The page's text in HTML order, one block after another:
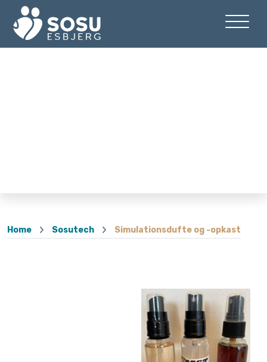
Home Sosutech Simulationsdufte og -opkast